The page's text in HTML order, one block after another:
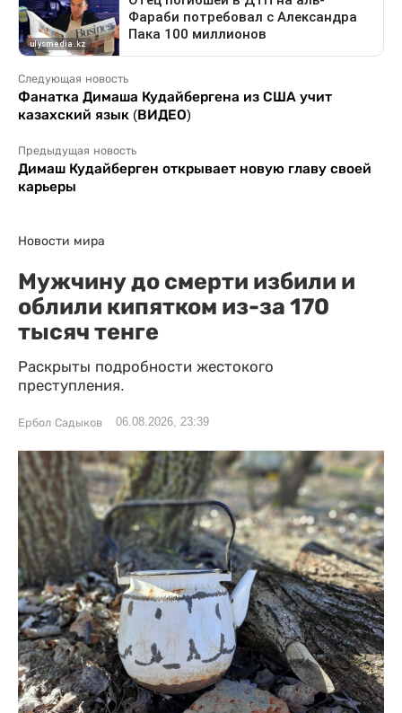
Следующая новость
Фанатка Димаша Кудайбергена из США учит
казахский язык (ВИДЕО)
Предыдущая новость
Димаш Кудайберген открывает новую главу своей
карьеры
Новости мира
Мужчину до смерти избили и
облили кипятком из-за 170
тысяч тенге
Раскрыты подробности жестокого
преступления.
Ербол Садыков 06.08.2026, 23:39